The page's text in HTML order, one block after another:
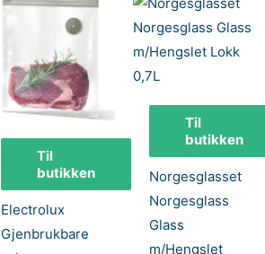
Til
butikken
Electrolux
Gjenbrukbare
Til
butikken
Norgesglasset
Norgesglass
Glass
m/Hengslet